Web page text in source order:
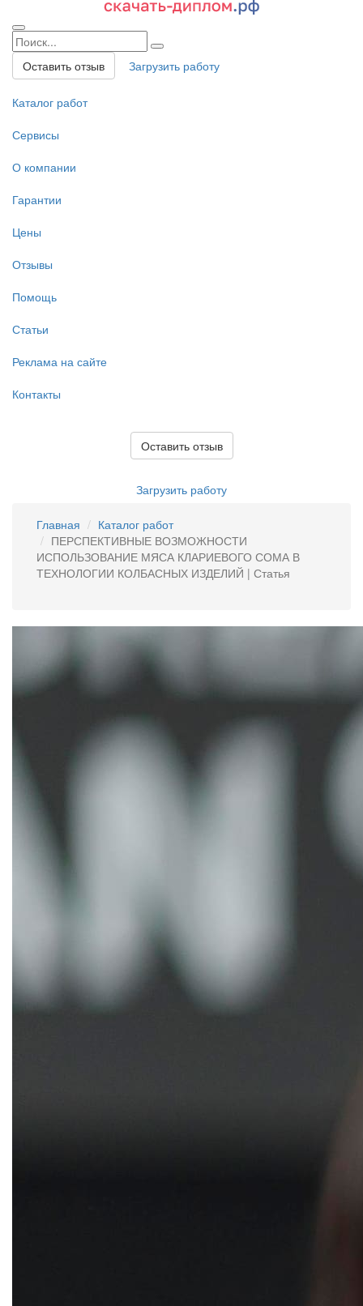
Оставить отзыв Загрузить работу
Каталог работ
Сервисы
О компании
Гарантии
Цены
Отзывы
Помощь
Статьи
Реклама на сайте
Контакты
Оставить отзыв
Загрузить работу
Главная
Каталог работ
ПЕРСПЕКТИВНЫЕ ВОЗМОЖНОСТИ
ИСПОЛЬЗОВАНИЕ МЯСА КЛАРИЕВОГО СОМА В
ТЕХНОЛОГИИ КОЛБАСНЫХ ИЗДЕЛИЙ | Статья